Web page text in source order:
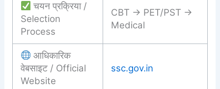
चयन प्रक्रिया /
Selection
Process
CBT → PET/PST →
Medical
आधिकारिक
वेबसाइट / Official
Website
ssc.gov.in